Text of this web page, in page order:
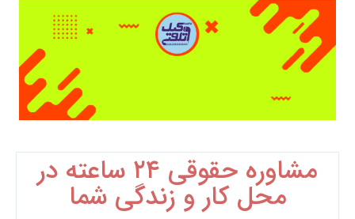
مشاوره حقوقی ۲۴ ساعته در
محل کار و زندگی شما